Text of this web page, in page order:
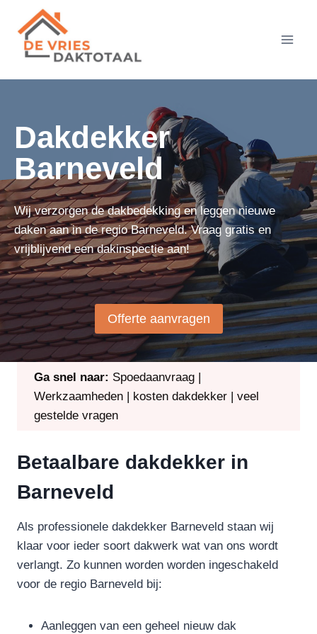
Doorgaan
naar
inhoud
Dakdekker
Barneveld
Wij verzorgen de dakbedekking en leggen nieuwe
daken aan in de regio Barneveld. Vraag gratis en
vrijblijvend een dakinspectie aan!
Offerte aanvragen
Ga snel naar: Spoedaanvraag
Werkzaamheden
kosten dakdekker
veel
gestelde vragen
Betaalbare dakdekker in
Barneveld
Als professionele dakdekker Barneveld staan wij
klaar voor ieder soort dakwerk wat van ons wordt
verlangt. Zo kunnen worden worden ingeschakeld
voor de regio Barneveld bij:
Aanleggen van een geheel nieuw dak